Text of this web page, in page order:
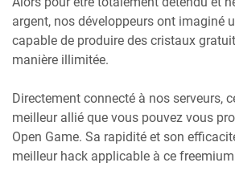
argent, nos développeurs ont imaginé
capable de produire des cristaux
manière illimitée.
Directement connecté à nos serveurs,
meilleur allié que vous pouvez vous
Open Game. Sa rapidité et son
meilleur hack applicable à ce